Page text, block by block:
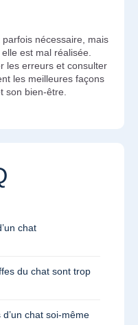
nécessaire, mais
est mal réalisée.
les erreurs et consulter
les meilleures façons
son bien-être.
chat
du chat sont trop
chat soi-même